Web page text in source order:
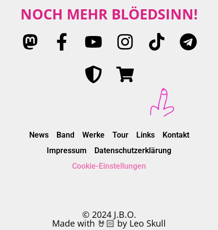
NOCH MEHR BLÖEDSINN!
News Band Werke Tour Links
Kontakt
Impressum
Datenschutzerklärung
Cookie-Einstellungen
© 2024 J.B.O.
Made with 🤘🏻 by Leo Skull